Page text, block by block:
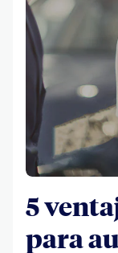
5
para